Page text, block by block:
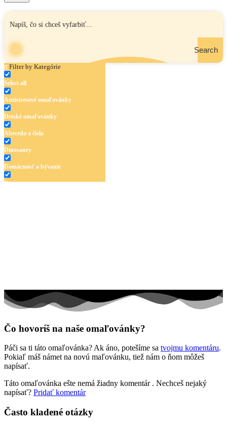
Search
Filter by Kategórie
Select all
Antistresové omaľovánky
Detské omaľovánky
Abeceda a čísla
Dinosaury
Domácnosť a bývanie
Doprava
Mandaly
Ovocie a zelenina
Rozprávky a rozprávkové postavy
Šport
Valentín / láska
Zima a Vianoce
Čo hovoríš na naše omaľovánky?
Páči sa ti táto omaľovánka? Ak áno, potešíme sa tvojmu komentáru.
Pokiaľ máš námet na novú maľovánku, tiež nám o ňom môžeš
napísať.
Táto omaľovánka ešte nemá žiadny komentár . Nechceš nejaký
napísať? Pridať komentár
Často kladené otázky